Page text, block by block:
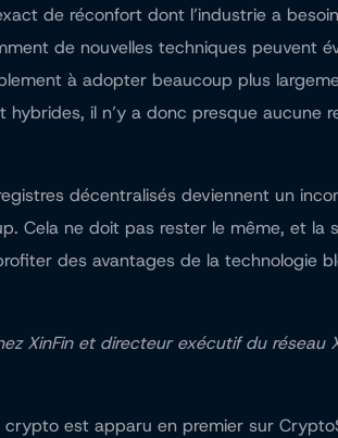
de réconfort dont l’industrie a
de nouvelles techniques peuvent
à adopter beaucoup plus
il n’y a donc presque aucune
décentralisés deviennent un
Cela ne doit pas rester le même, et la
des avantages de la technologie
XinFin et directeur exécutif du
est apparu en premier sur